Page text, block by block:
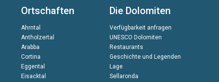
Ortschaften
Ahrntal
Antholzertal
Arabba
Cortina
Eggental
Eisacktal
Die Dolomiten
Verfügbarkeit anfragen
UNESCO Dolomiten
Restaurants
Geschichte und Legenden
Lage
Sellaronda